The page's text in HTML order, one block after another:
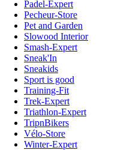
Padel-Expert
Pecheur-Store
Pet and Garden
Slowood Interior
Smash-Expert
Sneak'In
Sneakids
Sport is good
Training-Fit
Trek-Expert
Triathlon-Expert
TripnBikers
Vélo-Store
Winter-Expert